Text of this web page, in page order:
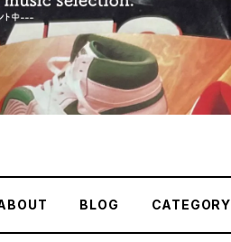
BLOG CATEGORY